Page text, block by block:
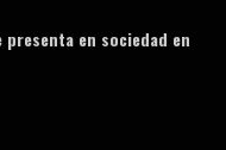
presenta en sociedad en